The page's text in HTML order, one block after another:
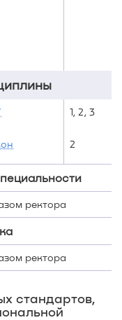
1, 2, 3
2
ректора
ректора
стандартов,